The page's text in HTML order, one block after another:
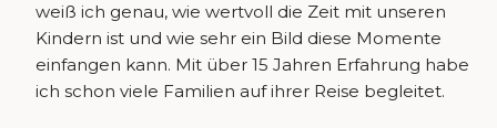
weiß ich genau, wie wertvoll die Zeit mit unseren
Kindern ist und wie sehr ein Bild diese Momente
einfangen kann. Mit über 15 Jahren Erfahrung habe
ich schon viele Familien auf ihrer Reise begleitet.